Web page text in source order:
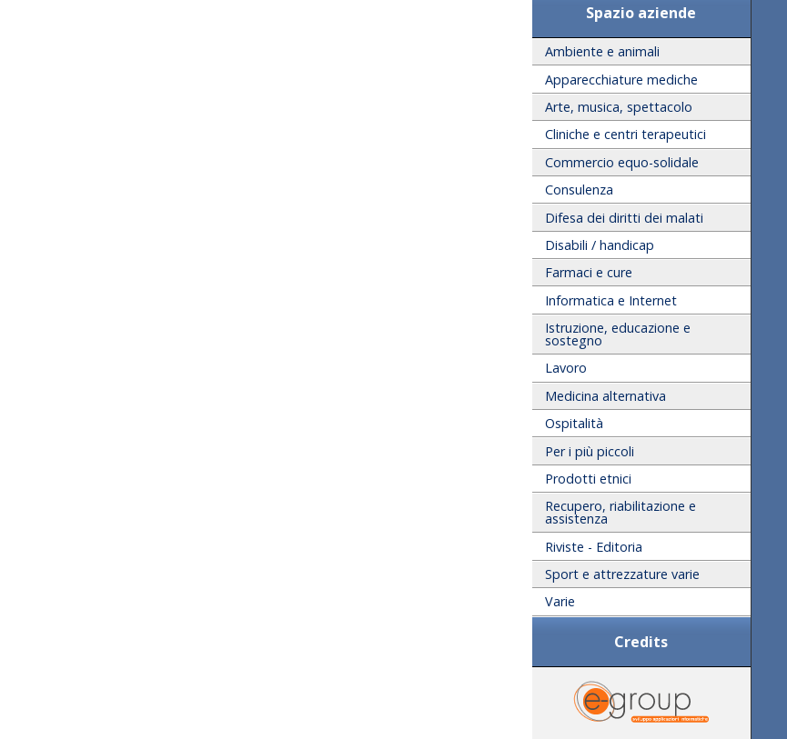
Spazio aziende
Ambiente e animali
Apparecchiature mediche
Arte, musica, spettacolo
Cliniche e centri terapeutici
Commercio equo-solidale
Consulenza
Difesa dei diritti dei malati
Disabili / handicap
Farmaci e cure
Informatica e Internet
Istruzione, educazione e
sostegno
Lavoro
Medicina alternativa
Ospitalità
Per i più piccoli
Prodotti etnici
Recupero, riabilitazione e
assistenza
Riviste - Editoria
Sport e attrezzature varie
Varie
Credits